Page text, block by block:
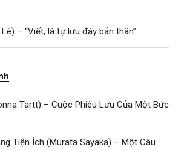
– “Viết, là tự lưu đày bản thân”
Tartt) – Cuộc Phiêu Lưu Của Một Bức
Tiện Ích (Murata Sayaka) – Một Câu